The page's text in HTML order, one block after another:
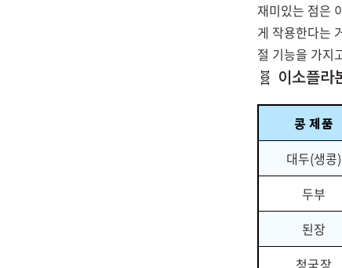
재미있는 점은
게 작용한다는
절 기능을 가지
🧬 이소플라
콩 제품
대두(생콩)
두부
된장
청국장